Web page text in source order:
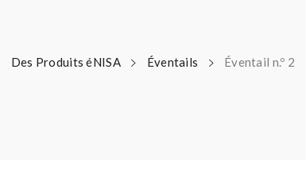
Des Produits éNISA Éventails Éventail n.º 2